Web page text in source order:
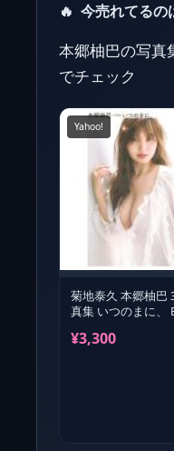
🔥 今売れてるの
本郷柚巴の写真
でチェック
Yahoo!
菊地泰久 本郷柚巴
真集 いつのまに、
¥3,300